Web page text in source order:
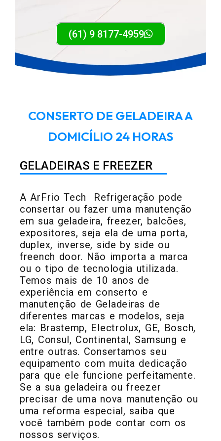
(61) 9 8177-4959
CONSERTO DE GELADEIRA A
DOMICÍLIO 24 HORAS
GELADEIRAS E FREEZER
A ArFrio Tech Refrigeração pode
consertar ou fazer uma manutenção
em sua geladeira, freezer, balcões,
expositores, seja ela de uma porta,
duplex, inverse, side by side ou
freench door. Não importa a marca
ou o tipo de tecnologia utilizada.
Temos mais de 10 anos de
experiência em conserto e
manutenção de Geladeiras de
diferentes marcas e modelos, seja
ela: Brastemp, Electrolux, GE, Bosch,
LG, Consul, Continental, Samsung e
entre outras. Consertamos seu
equipamento com muita dedicação
para que ele funcione perfeitamente.
Se a sua geladeira ou freezer
precisar de uma nova manutenção ou
uma reforma especial, saiba que
você também pode contar com os
nossos serviços.